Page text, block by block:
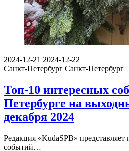
2024-12-21 2024-12-22
Санкт-Петербург Санкт-Петербург
Топ-10 интересных
Петербурге на
декабря 2024
Редакция «KudaSPB»
событий…